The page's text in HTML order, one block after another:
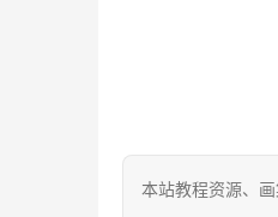
本站教程资源、